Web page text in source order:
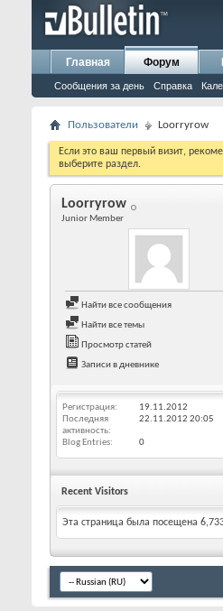
Главная Форум
Сообщения за день Справка
Пользователи Loorryrow
Если это ваш первый визит,
выберите раздел.
Loorryrow
Junior Member
Найти все сообщения
Найти все темы
Просмотр статей
Записи в дневнике
Регистрация
19.11.2012
Последняя
активность
22.11.2012 20:05
Blog Entries 0
Recent Visitors
Эта страница была посещена